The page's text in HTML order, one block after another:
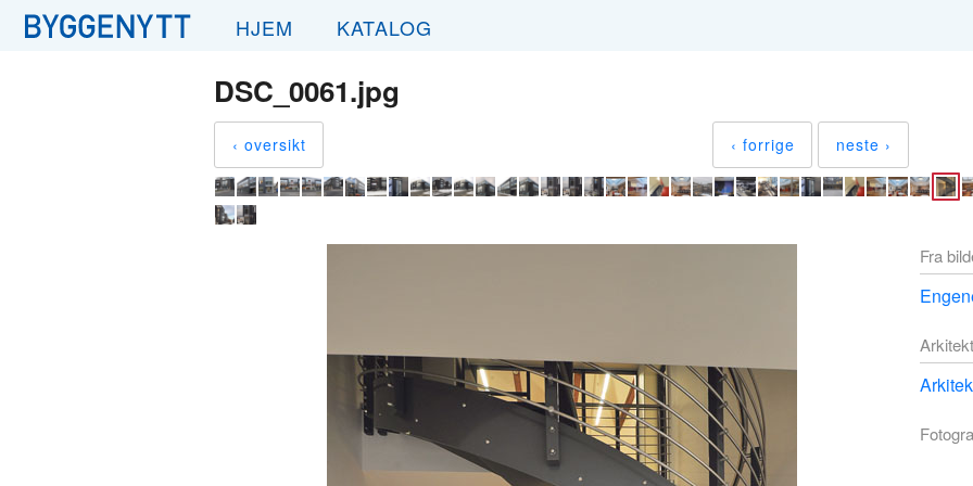
HJEM KATALOG
DSC_0061.jpg
‹ oversikt ‹ forrige neste ›
Fra
Arkitekt